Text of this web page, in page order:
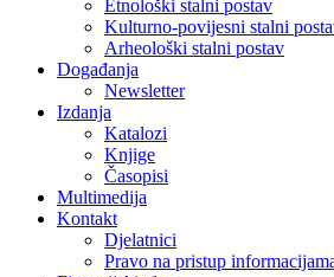
Etnološki stalni postav
Kulturno-povijesni stalni
Arheološki stalni postav
Događanja
Newsletter
Izdanja
Katalozi
Knjige
Časopisi
Multimedija
Kontakt
Djelatnici
Pravo na pristup